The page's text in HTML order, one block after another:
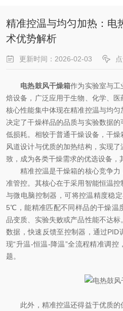
精准控温与均匀加热：电
术优势解析
更新时间：2026-02-03
电热鼓风干燥箱作为实验室与工
焙设备，广泛应用于生物、化学、
核心性能集中体现在精准控温与均
决定了干燥样品的品质与实验数据
低损耗。相较于普通干燥设备，干
风道设计与优质的加热结构，实现
致，成为各类干燥需求的优选设备
精准控温是干燥箱的核心竞争力
准管控。其核心在于采用智能恒温控
与微电脑控制器，可将控温精度稳
5℃，能精准匹配不同样品的干燥温
品变质、实验失败或产品性能不达
数据，快速反馈至控制器，通过PID
现“升温-恒温-降温”全流程精准调
题。
此外，精准控温还得益于优质的